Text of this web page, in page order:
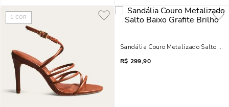
1 COR
Sandália Couro Metalizado Salto
R$ 299,90